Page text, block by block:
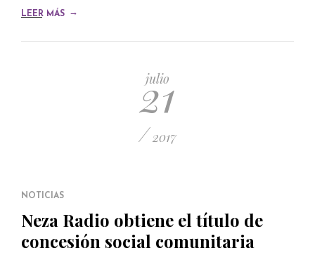
LEER MÁS →
julio
21
/ 2017
NOTICIAS
Neza Radio obtiene el título de
concesión social comunitaria